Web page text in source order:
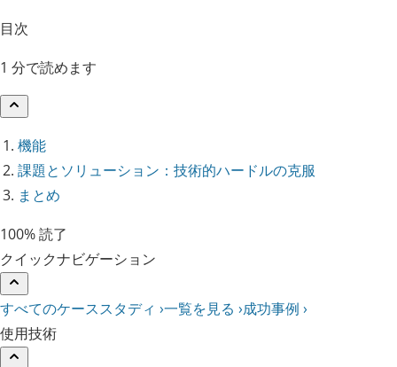
目次
1 分で読めます
機能
課題とソリューション：技術的ハードルの克服
まとめ
100% 読了
クイックナビゲーション
すべてのケーススタディ ›一覧を見る ›成功事例 ›
使用技術